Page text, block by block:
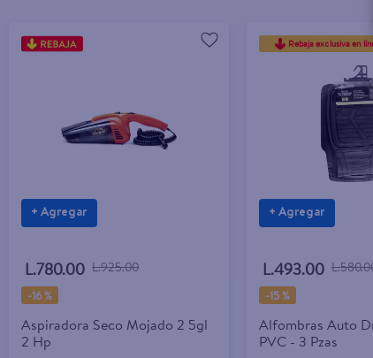
+ Agregar
L.780.00 L.925.00
-16 %
Aspiradora Seco Mojado 2 5gl
2 Hp
Rebaja exclusiva en
+ Agregar
L.493.00
-15 %
Alfombras Auto
PVC - 3 Pzas